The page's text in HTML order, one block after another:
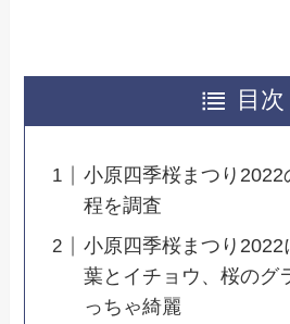
目次
小原四季桜まつり2022
程を調査
小原四季桜まつり
葉とイチョウ、桜のグ
っちゃ綺麗